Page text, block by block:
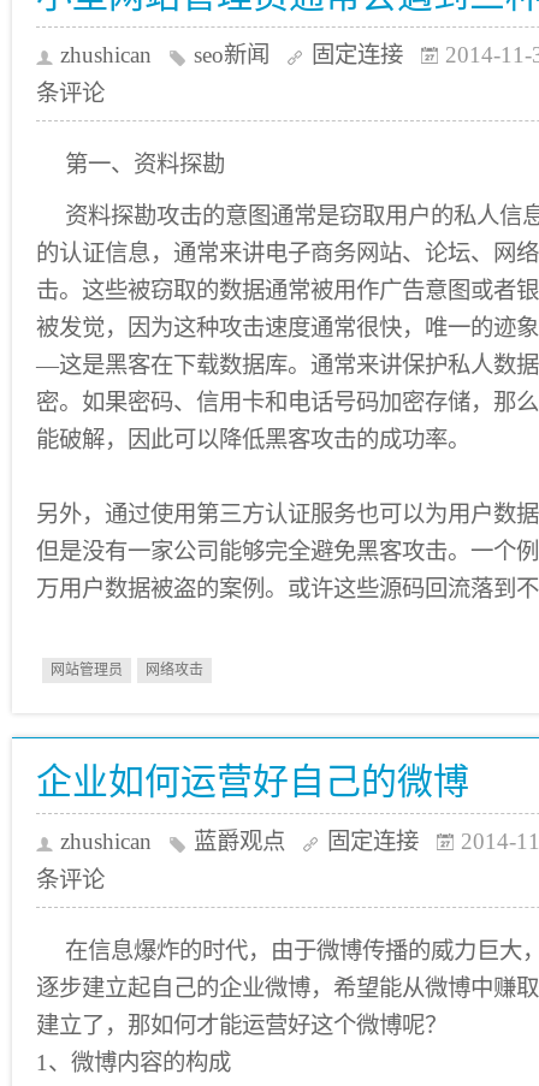
zhushican seo新闻 固定连接
2014-11-
条评论
第一、资料探勘
资料探勘攻击的意图通常是窃取用户的私人信
的认证信息，通常来讲电子商务网站、论坛、网
击。这些被窃取的数据通常被用作广告意图或者
被发觉，因为这种攻击速度通常很快，唯一的迹
—这是黑客在下载数据库。通常来讲保护私人数
密。如果密码、信用卡和电话号码加密存储，那
能破解，因此可以降低黑客攻击的成功率。
另外，通过使用第三方认证服务也可以为用户数
但是没有一家公司能够完全避免黑客攻击。一个
万用户数据被盗的案例。或许这些源码回流落到
网站管理员 网络攻击
企业如何运营好自己的微博
zhushican 蓝爵观点 固定连接
2014-
条评论
在信息爆炸的时代，由于微博传播的威力巨大
逐步建立起自己的企业微博，希望能从微博中赚
建立了，那如何才能运营好这个微博呢？
1、微博内容的构成